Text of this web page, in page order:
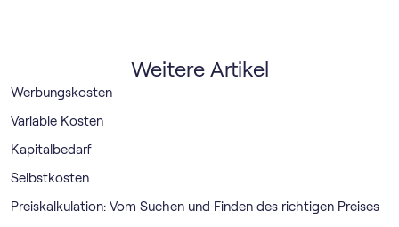
Weitere Artikel
Werbungskosten
Variable Kosten
Kapitalbedarf
Selbstkosten
Preiskalkulation: Vom Suchen und Finden des richtigen Preises